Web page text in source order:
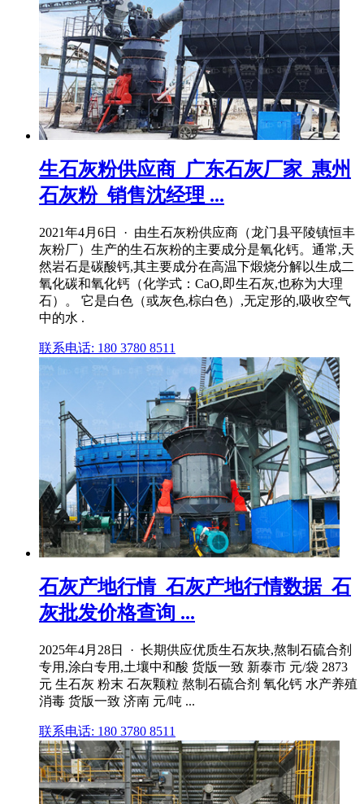
生石灰粉供应商_广东石灰厂家_惠州
石灰粉_销售沈经理 ...
2021年4月6日 · 由生石灰粉供应商（龙门县平陵镇恒丰
灰粉厂）生产的生石灰粉的主要成分是氧化钙。通常,天
然岩石是碳酸钙,其主要成分在高温下煅烧分解以生成二
氧化碳和氧化钙（化学式：CaO,即生石灰,也称为大理
石）。 它是白色（或灰色,棕白色）,无定形的,吸收空气
中的水 .
联系电话: 180 3780 8511
石灰产地行情_石灰产地行情数据_石
灰批发价格查询 ...
2025年4月28日 · 长期供应优质生石灰块,熬制石硫合剂
专用,涂白专用,土壤中和酸 货版一致 新泰市 元/袋 2873
元 生石灰 粉末 石灰颗粒 熬制石硫合剂 氧化钙 水产养殖
消毒 货版一致 济南 元/吨 ...
联系电话: 180 3780 8511